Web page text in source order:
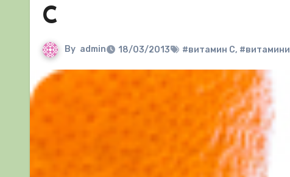
C
By admin 18/03/2013 #витамин С, #витамини